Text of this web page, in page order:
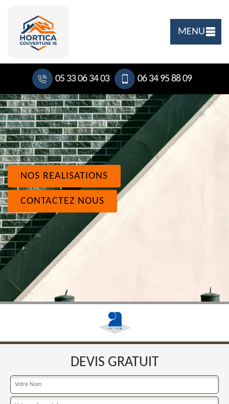
MENU
05 33 06 34 03 06 34 95 88 09
NOS REALISATIONS
CONTACTEZ NOUS
DEVIS GRATUIT